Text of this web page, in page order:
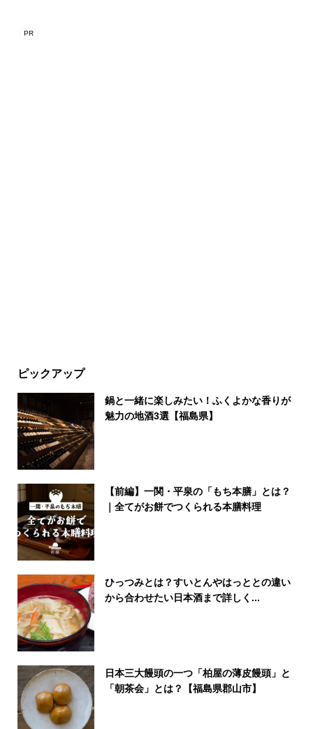
ピックアップ
鍋と一緒に楽しみたい！ふくよかな香りが
魅力の地酒3選【福島県】
【前編】一関・平泉の「もち本膳」とは？
｜全てがお餅でつくられる本膳料理
ひっつみとは？すいとんやはっととの違い
から合わせたい日本酒まで詳しく...
日本三大饅頭の一つ「柏屋の薄皮饅頭」と
「朝茶会」とは？【福島県郡山市】